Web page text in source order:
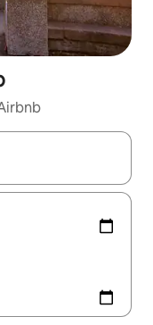
med upp- och